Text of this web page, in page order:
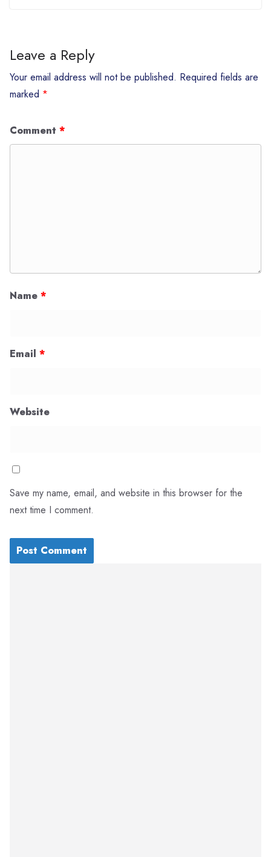
Leave a Reply
Your email address will not be published. Required fields are
marked *
Comment *
Name *
Email *
Website
Save my name, email, and website in this browser for the
next time I comment.